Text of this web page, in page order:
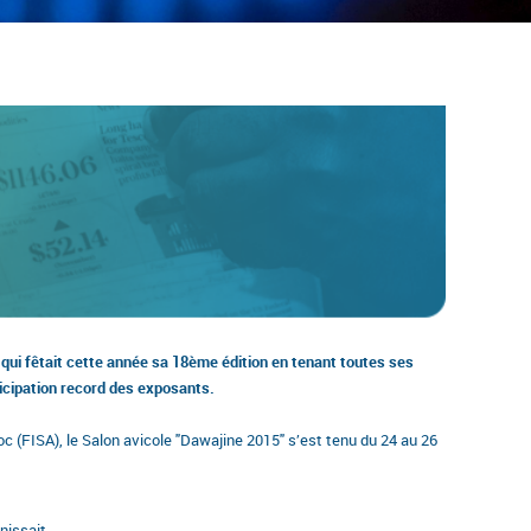
fêtait cette année sa 18ème édition en tenant toutes ses
record des exposants.
le Salon avicole "Dawajine 2015" s’est tenu du 24 au 26